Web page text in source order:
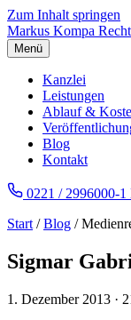
Zum Inhalt springen
Markus Kompa
Menü
Kanzlei
Leistungen
Ablauf &
Blog
Kontakt
0221 / 2996000-1
Start /Blog /
Sigmar
1. Dezember 2013 ·